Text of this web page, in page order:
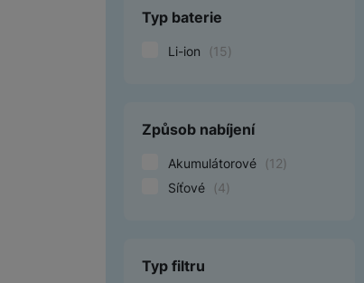
Typ baterie
Li-ion (15)
Způsob nabíjení
Akumulátorové (12)
Síťové
(4)
Typ filtru